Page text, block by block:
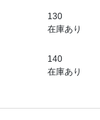
130
在庫あり
140
在庫あり